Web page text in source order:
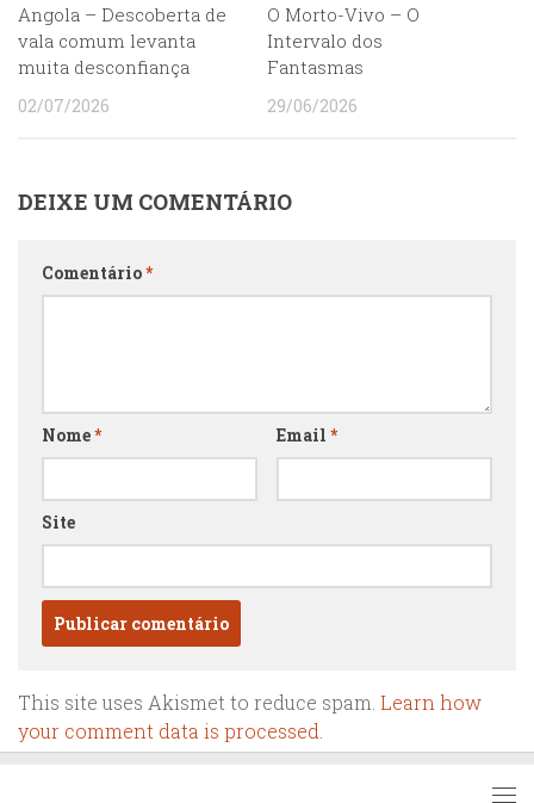
Angola – Descoberta de
vala comum levanta
muita desconfiança
02/07/2026
O Morto-Vivo – O
Intervalo dos
Fantasmas
29/06/2026
DEIXE UM COMENTÁRIO
Comentário*
Nome* Email *
Site
This site uses Akismet to reduce spam. Learn how
your comment data is processed.